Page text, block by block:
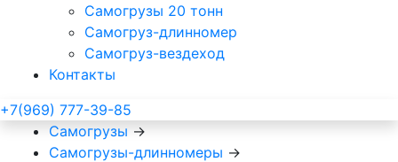
Самогрузы 20 тонн
Самогруз-длинномер
Самогруз-вездеход
Контакты
+7(969) 777-39-85
Самогрузы →
Самогрузы-длинномеры →